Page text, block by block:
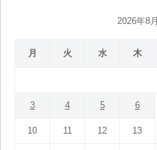
2026年8月
月 火 水 木
3 4 5 6
10 11 12 13